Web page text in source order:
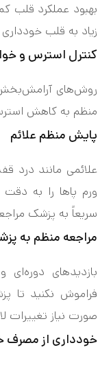
بهبود عملکرد قلب
زیاد به قلب
کنترل استرس و
روش‌های
منظم به کاهش
پایش منظم علائم
علائمی مانند درد
ورم پاها را به
سریعاً به پزشک
مراجعه منظم به
بازدیدهای
فراموش نکنید تا
صورت نیاز تغییرات
خودداری از مصرف